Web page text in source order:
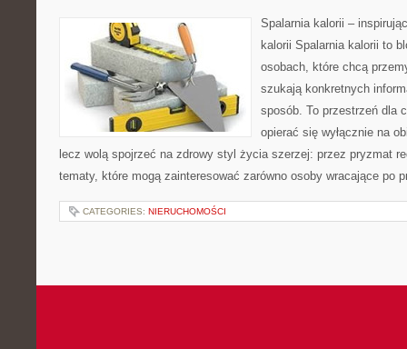
Spalarnia kalorii –
kalorii Spalarnia kalorii to
osobach, które chcą
szukają konkretnych
sposób. To przestrzeń dla
opierać się wyłącznie na
lecz wolą spojrzeć na zdrowy styl życia szerzej: przez pryzmat
tematy, które mogą zainteresować zarówno osoby wracające po
CATEGORIES: NIERUCHOMOŚCI